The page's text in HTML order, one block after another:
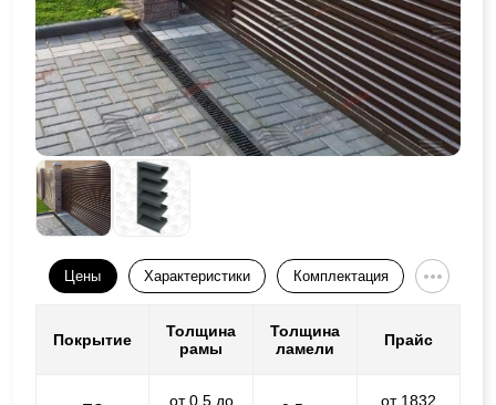
Цены Характеристики Комплектация
Покрытие
Толщина
рамы
Толщина
ламели
Прайс
от 0,5 до
от 1832